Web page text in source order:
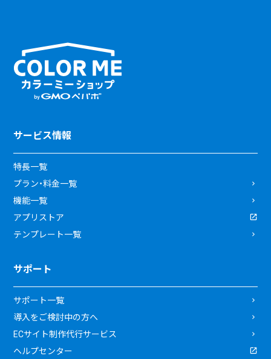
サービス情報
特長一覧
プラン・料金一覧
機能一覧
アプリストア
テンプレート一覧
サポート
サポート一覧
導入をご検討中の方へ
ECサイト制作代行サービス
ヘルプセンター